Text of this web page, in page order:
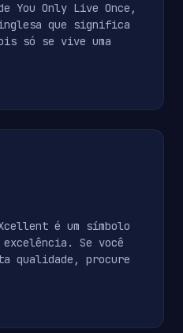
You Only Live Once,
que significa
só se vive uma
é um símbolo
excelência. Se você
qualidade, procure